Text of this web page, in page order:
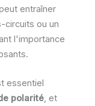
entraîner
circuits ou un
l'importance
essentiel
polarité, et